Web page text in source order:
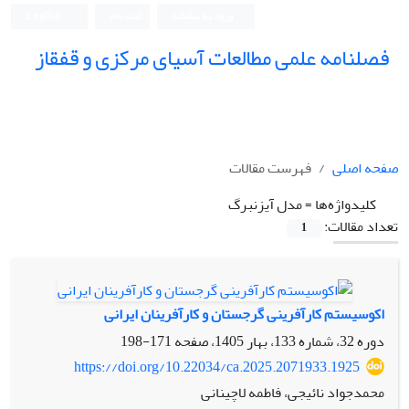
فصلنامه علمی مطالعات آسیای مرکزی و قفقاز
صفحه اصلی
فهرست مقالات
کلیدواژه‌ها =مدل آیزنبرگ
تعداد مقالات:
1
اکوسیستم کارآفرینی گرجستان و کارآفرینان ایرانی
دوره 32، شماره 133، بهار 1405، صفحه
171-198
https://doi.org/10.22034/ca.2025.2071933.1925
محمدجواد نائیجی، فاطمه لاچینانی